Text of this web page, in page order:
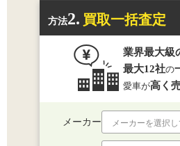
方法2. 買取一括査定
業界最大級
最大12社の
愛車が高く
メーカー